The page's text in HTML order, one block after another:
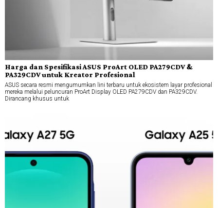
Harga dan Spesifikasi ASUS ProArt OLED PA279CDV &
PA329CDV untuk Kreator Profesional
ASUS secara resmi mengumumkan lini terbaru untuk ekosistem layar profesional
mereka melalui peluncuran ProArt Display OLED PA279CDV dan PA329CDV.
Dirancang khusus untuk